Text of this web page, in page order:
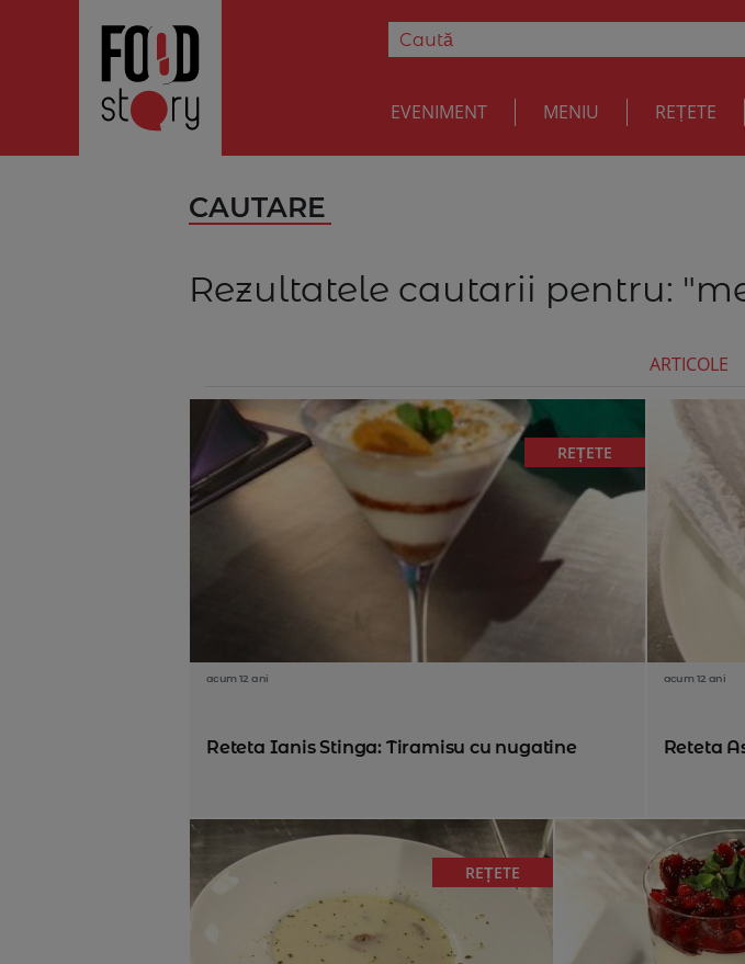
EVENIMENT MENIU REȚETE
CAUTARE
Rezultatele cautarii pentru:
ARTICOLE
REȚETE
acum 12 ani
Reteta Ianis Stinga: Tiramisu cu nugatine
acum 12 ani
Reteta
REȚETE